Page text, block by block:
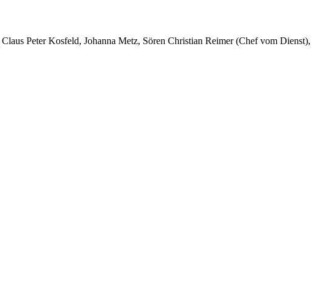
Claus Peter Kosfeld, Johanna Metz, Sören Christian Reimer (Chef vom Dienst),